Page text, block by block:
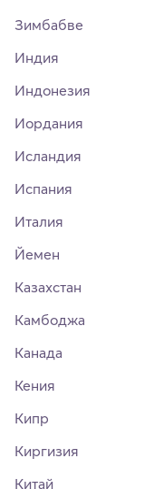
Зимбабве
Индия
Индонезия
Иордания
Исландия
Испания
Италия
Йемен
Казахстан
Камбоджа
Канада
Кения
Кипр
Киргизия
Китай